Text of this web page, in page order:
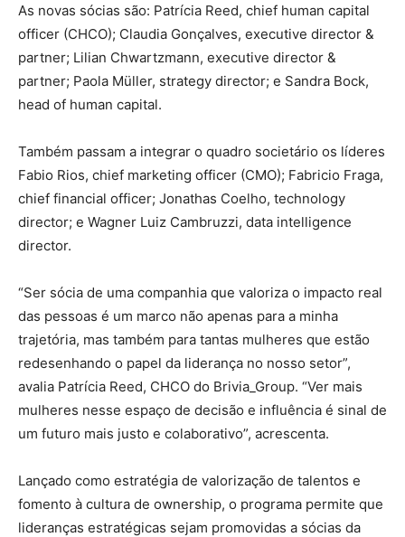
As novas sócias são: Patrícia Reed, chief human capital
officer (CHCO); Claudia Gonçalves, executive director &
partner; Lilian Chwartzmann, executive director &
partner; Paola Müller, strategy director; e Sandra Bock,
head of human capital.
Também passam a integrar o quadro societário os líderes
Fabio Rios, chief marketing officer (CMO); Fabricio Fraga,
chief financial officer; Jonathas Coelho, technology
director; e Wagner Luiz Cambruzzi, data intelligence
director.
“Ser sócia de uma companhia que valoriza o impacto real
das pessoas é um marco não apenas para a minha
trajetória, mas também para tantas mulheres que estão
redesenhando o papel da liderança no nosso setor”,
avalia Patrícia Reed, CHCO do Brivia_Group. “Ver mais
mulheres nesse espaço de decisão e influência é sinal de
um futuro mais justo e colaborativo”, acrescenta.
Lançado como estratégia de valorização de talentos e
fomento à cultura de ownership, o programa permite que
lideranças estratégicas sejam promovidas a sócias da